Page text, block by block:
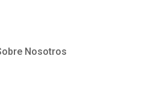
Nosotros